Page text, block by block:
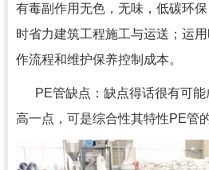
有毒副作用无色，无味，低碳环
时省力建筑工程施工与运送；运
作流程和维护保养控制成本。
PE管缺点：缺点得话很有可能
高一点，可是综合性其特性PE管